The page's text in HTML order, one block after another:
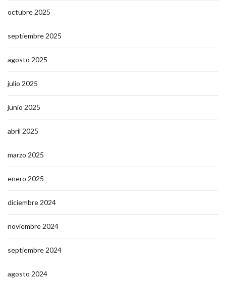
octubre 2025
septiembre 2025
agosto 2025
julio 2025
junio 2025
abril 2025
marzo 2025
enero 2025
diciembre 2024
noviembre 2024
septiembre 2024
agosto 2024